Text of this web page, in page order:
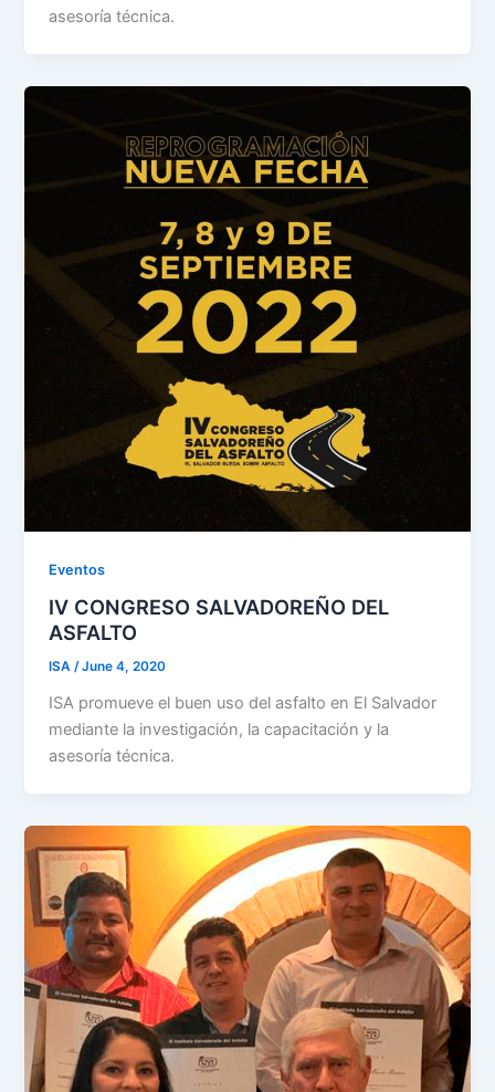
asesoría técnica.
Eventos
IV CONGRESO SALVADOREÑO DEL
ASFALTO
ISA/June 4, 2020
ISA promueve el buen uso del asfalto en El Salvador
mediante la investigación, la capacitación y la
asesoría técnica.